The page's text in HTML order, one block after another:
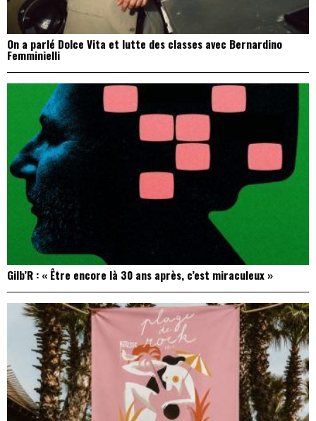
On a parlé Dolce Vita et lutte des classes avec Bernardino
Femminielli
Gilb’R : « Être encore là 30 ans après, c’est miraculeux »